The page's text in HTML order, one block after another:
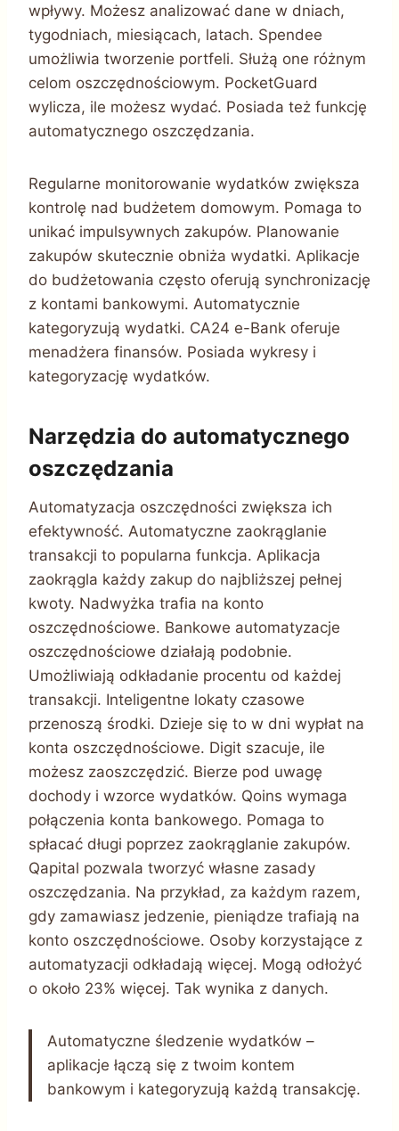
wpływy. Możesz analizować dane w dniach,
tygodniach, miesiącach, latach. Spendee
umożliwia tworzenie portfeli. Służą one różnym
celom oszczędnościowym. PocketGuard
wylicza, ile możesz wydać. Posiada też funkcję
automatycznego oszczędzania.
Regularne monitorowanie wydatków zwiększa
kontrolę nad budżetem domowym. Pomaga to
unikać impulsywnych zakupów. Planowanie
zakupów skutecznie obniża wydatki. Aplikacje
do budżetowania często oferują synchronizację
z kontami bankowymi. Automatycznie
kategoryzują wydatki. CA24 e-Bank oferuje
menadżera finansów. Posiada wykresy i
kategoryzację wydatków.
Narzędzia do automatycznego
oszczędzania
Automatyzacja oszczędności zwiększa ich
efektywność. Automatyczne zaokrąglanie
transakcji to popularna funkcja. Aplikacja
zaokrągla każdy zakup do najbliższej pełnej
kwoty. Nadwyżka trafia na konto
oszczędnościowe. Bankowe automatyzacje
oszczędnościowe działają podobnie.
Umożliwiają odkładanie procentu od każdej
transakcji. Inteligentne lokaty czasowe
przenoszą środki. Dzieje się to w dni wypłat na
konta oszczędnościowe. Digit szacuje, ile
możesz zaoszczędzić. Bierze pod uwagę
dochody i wzorce wydatków. Qoins wymaga
połączenia konta bankowego. Pomaga to
spłacać długi poprzez zaokrąglanie zakupów.
Qapital pozwala tworzyć własne zasady
oszczędzania. Na przykład, za każdym razem,
gdy zamawiasz jedzenie, pieniądze trafiają na
konto oszczędnościowe. Osoby korzystające z
automatyzacji odkładają więcej. Mogą odłożyć
o około 23% więcej. Tak wynika z danych.
Automatyczne śledzenie wydatków –
aplikacje łączą się z twoim kontem
bankowym i kategoryzują każdą transakcję.